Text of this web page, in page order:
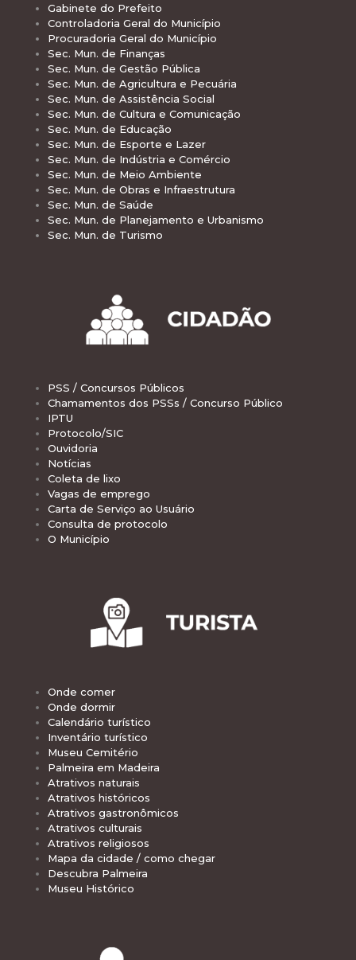
Gabinete do Prefeito
Controladoria Geral do Município
Procuradoria Geral do Município
Sec. Mun. de Finanças
Sec. Mun. de Gestão Pública
Sec. Mun. de Agricultura e Pecuária
Sec. Mun. de Assistência Social
Sec. Mun. de Cultura e Comunicação
Sec. Mun. de Educação
Sec. Mun. de Esporte e Lazer
Sec. Mun. de Indústria e Comércio
Sec. Mun. de Meio Ambiente
Sec. Mun. de Obras e Infraestrutura
Sec. Mun. de Saúde
Sec. Mun. de Planejamento e Urbanismo
Sec. Mun. de Turismo
PSS / Concursos Públicos
Chamamentos dos PSSs / Concurso Público
IPTU
Protocolo/SIC
Ouvidoria
Notícias
Coleta de lixo
Vagas de emprego
Carta de Serviço ao Usuário
Consulta de protocolo
O Município
Onde comer
Onde dormir
Calendário turístico
Inventário turístico
Museu Cemitério
Palmeira em Madeira
Atrativos naturais
Atrativos históricos
Atrativos gastronômicos
Atrativos culturais
Atrativos religiosos
Mapa da cidade / como chegar
Descubra Palmeira
Museu Histórico